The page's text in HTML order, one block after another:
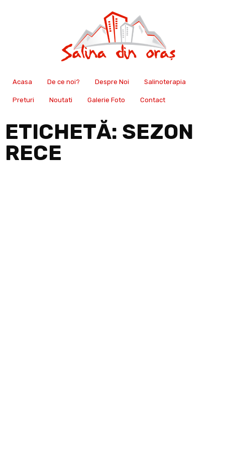
Acasa De ce noi? Despre Noi Salinoterapia
Preturi Noutati Galerie Foto Contact
ETICHETĂ: SEZON
RECE